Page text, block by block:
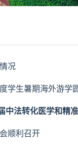
况
学生暑期海外游学
中法转化医学和精
顺利召开